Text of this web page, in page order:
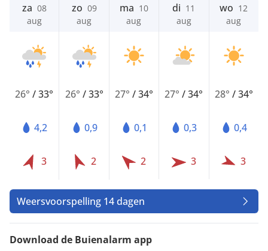
za 08
aug
26°/33°
4,2
3
zo 09
aug
26° /33°
0,9
2
ma 10
aug
27° /34°
0,1
2
di 11
aug
27°/34°
0,3
3
wo 12
aug
28° /34°
0,4
3
Weersvoorspelling 14 dagen
Download de Buienalarm app